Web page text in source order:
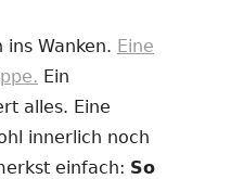
Wanken. Eine
Ein
alles. Eine
innerlich noch
einfach: So